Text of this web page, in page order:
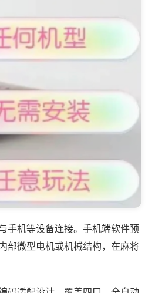
手机等设备连接。手机端软件预
部微型电机或机械结构，在麻将